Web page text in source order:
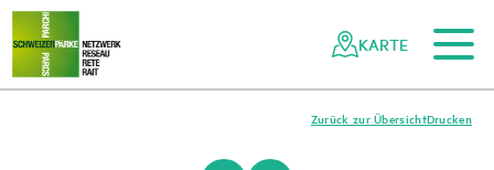
Navigieren
Netzwerk
Schweizer
Schnellnavigation
Zum Hauptinhalt
Zur mobilen Navigation
Zur Suche
Zum Fussbereich
Zur Sitemap
KARTE
Drucken
Zurück zur Übersicht